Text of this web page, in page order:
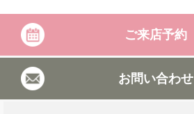
ご来店予約
お問い合わせ